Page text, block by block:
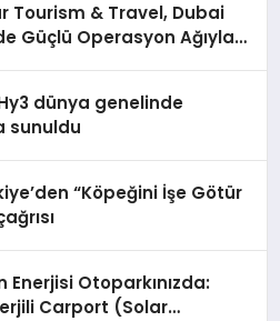
Tourism & Travel, Dubai
Güçlü Operasyon Ağıyla
dünya genelinde
sunuldu
“Köpeğini İşe Götür
Enerjisi Otoparkınızda:
Carport (Solar